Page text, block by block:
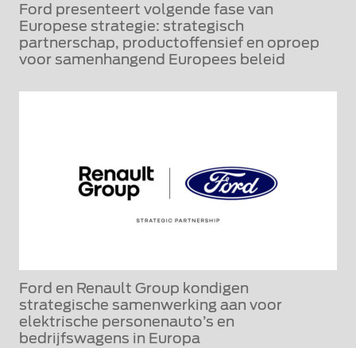
Ford presenteert volgende fase van
Europese strategie: strategisch
partnerschap, productoffensief en oproep
voor samenhangend Europees beleid
Ford en Renault Group kondigen
strategische samenwerking aan voor
elektrische personenauto’s en
bedrijfswagens in Europa